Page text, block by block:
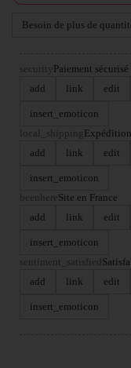
Besoin de plus de
security Paiement sécurisé
add
link edit
insert_emoticon
local_shipping
add
link edit
insert_emoticon
beenhereSite en France
add
link edit
insert_emoticon
sentiment_satisfied
add
link edit
insert_emoticon